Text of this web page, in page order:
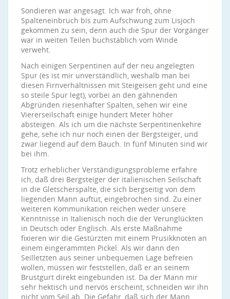
Sondieren war angesagt. Ich war froh, ohne
Spalteneinbruch bis zum Aufschwung zum Lisjoch
gekommen zu sein, denn auch die Spur der Vorgänger
war in weiten Teilen buchstäblich vom Winde
verweht.
Nach einigen Serpentinen auf der neu angelegten
Spur (es ist mir unverständlich, weshalb man bei
diesen Firnverhältnissen mit Steigeisen geht und eine
so steile Spur legt), vorbei an den gähnenden
Abgründen riesenhafter Spalten, sehen wir eine
Viererseilschaft einige hundert Meter höher
absteigen. Als ich um die nächste Serpentinenkehre
gehe, sehe ich nur noch einen der Bergsteiger, und
zwar liegend auf dem Bauch. In fünf Minuten sind wir
bei ihm.
Trotz erheblicher Verständigungsprobleme erfahre
ich, daß drei Bergsteiger der italienischen Seilschaft
in die Gletscherspalte, die sich bergseitig von dem
liegenden Mann auftut, eingebrochen sind. Zu einer
weiteren Kommunikation reichen weder unsere
Kenntnisse in Italienisch noch die der Verunglückten
in Deutsch oder Englisch. Als erste Maßnahme
fixieren wir die Gestürzten mit einem Prusikknoten an
einem eingerammten Pickel. Als wir dann den
Seilletzten aus seiner unbequemen Lage befreien
wollen, müssen wir feststellen, daß er an seinem
Brustgurt direkt eingebunden ist. Da der Mann mir
sehr hektisch und nervös erscheint, schneiden wir ihn
nicht vom Seil ab. Die Gefahr, daß sich der Mann